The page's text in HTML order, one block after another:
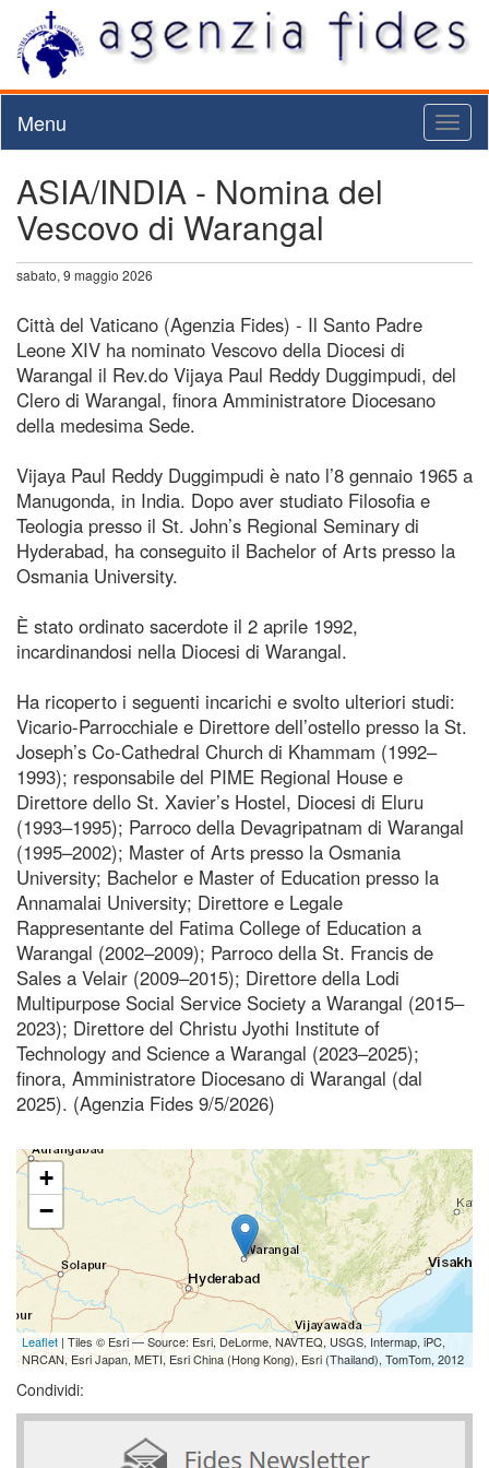
Menu
ASIA/INDIA - Nomina del
Vescovo di Warangal
sabato, 9 maggio 2026
Città del Vaticano (Agenzia Fides) - Il Santo Padre
Leone XIV ha nominato Vescovo della Diocesi di
Warangal il Rev.do Vijaya Paul Reddy Duggimpudi, del
Clero di Warangal, finora Amministratore Diocesano
della medesima Sede.
Vijaya Paul Reddy Duggimpudi è nato l’8 gennaio 1965 a
Manugonda, in India. Dopo aver studiato Filosofia e
Teologia presso il St. John’s Regional Seminary di
Hyderabad, ha conseguito il Bachelor of Arts presso la
Osmania University.
È stato ordinato sacerdote il 2 aprile 1992,
incardinandosi nella Diocesi di Warangal.
Ha ricoperto i seguenti incarichi e svolto ulteriori studi:
Vicario-Parrocchiale e Direttore dell’ostello presso la St.
Joseph’s Co-Cathedral Church di Khammam (1992–
1993); responsabile del PIME Regional House e
Direttore dello St. Xavier’s Hostel, Diocesi di Eluru
(1993–1995); Parroco della Devagripatnam di Warangal
(1995–2002); Master of Arts presso la Osmania
University; Bachelor e Master of Education presso la
Annamalai University; Direttore e Legale
Rappresentante del Fatima College of Education a
Warangal (2002–2009); Parroco della St. Francis de
Sales a Velair (2009–2015); Direttore della Lodi
Multipurpose Social Service Society a Warangal (2015–
2023); Direttore del Christu Jyothi Institute of
Technology and Science a Warangal (2023–2025);
finora, Amministratore Diocesano di Warangal (dal
2025). (Agenzia Fides 9/5/2026)
+
−
Leaflet | Tiles © Esri — Source: Esri, DeLorme, NAVTEQ, USGS, Intermap, iPC,
NRCAN, Esri Japan, METI, Esri China (Hong Kong), Esri (Thailand), TomTom, 2012
Condividi: